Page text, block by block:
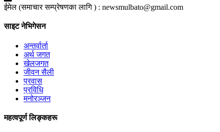
ईमेल (समाचार सम्प्रेषणका लागि ) : newsmulbato@gmail.com
साइट नेभिगेसन
अन्तर्वार्ता
अर्थ जगत
खेलजगत
जीवन सैली
प्रवास
प्रविधि
मनोरञ्जन
महत्वपूर्ण लिङ्कहरू